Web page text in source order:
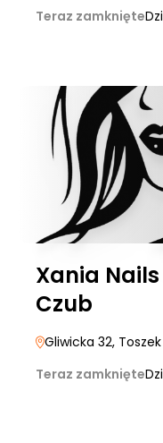
Teraz zamknięte
Xania
Czub
Gliwicka 32, Toszek
Teraz zamknięte